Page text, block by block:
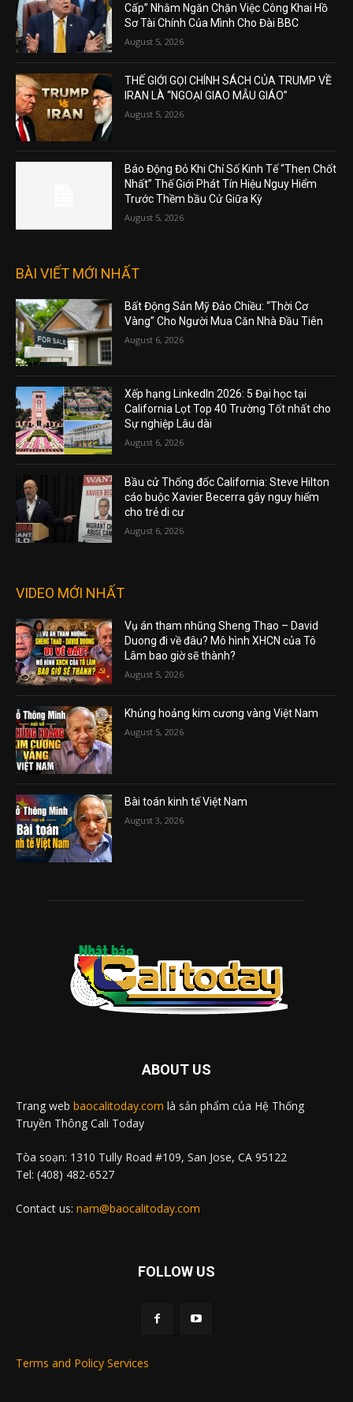
Cấp” Nhằm Ngăn Chặn Việc Công Khai Hồ
Sơ Tài Chính Của Mình Cho Đài BBC
August 5, 2026
THẾ GIỚI GỌI CHÍNH SÁCH CỦA TRUMP VỀ
IRAN LÀ “NGOẠI GIAO MẪU GIÁO”
August 5, 2026
Báo Động Đỏ Khi Chỉ Số Kinh Tế “Then Chốt
Nhất” Thế Giới Phát Tín Hiệu Nguy Hiểm
Trước Thềm bầu Cử Giữa Kỳ
August 5, 2026
BÀI VIẾT MỚI NHẤT
Bất Động Sản Mỹ Đảo Chiều: “Thời Cơ
Vàng” Cho Người Mua Căn Nhà Đầu Tiên
August 6, 2026
Xếp hạng LinkedIn 2026: 5 Đại học tại
California Lọt Top 40 Trường Tốt nhất cho
Sự nghiệp Lâu dài
August 6, 2026
Bầu cử Thống đốc California: Steve Hilton
cáo buộc Xavier Becerra gây nguy hiểm
cho trẻ di cư
August 6, 2026
VIDEO MỚI NHẤT
Vụ án tham nhũng Sheng Thao – David
Duong đi về đâu? Mô hình XHCN của Tô
Lâm bao giờ sẽ thành?
August 5, 2026
Khủng hoảng kim cương vàng Việt Nam
August 5, 2026
Bài toán kinh tế Việt Nam
August 3, 2026
ABOUT US
Trang web baocalitoday.com là sản phẩm của Hệ Thống
Truyền Thông Cali Today
Tòa soạn: 1310 Tully Road #109, San Jose, CA 95122
Tel: (408) 482-6527
Contact us: nam@baocalitoday.com
FOLLOW US
Terms and Policy Services